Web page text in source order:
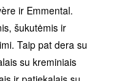
ir Emmental.
šukutėmis ir
Taip pat dera su
su kreminiais